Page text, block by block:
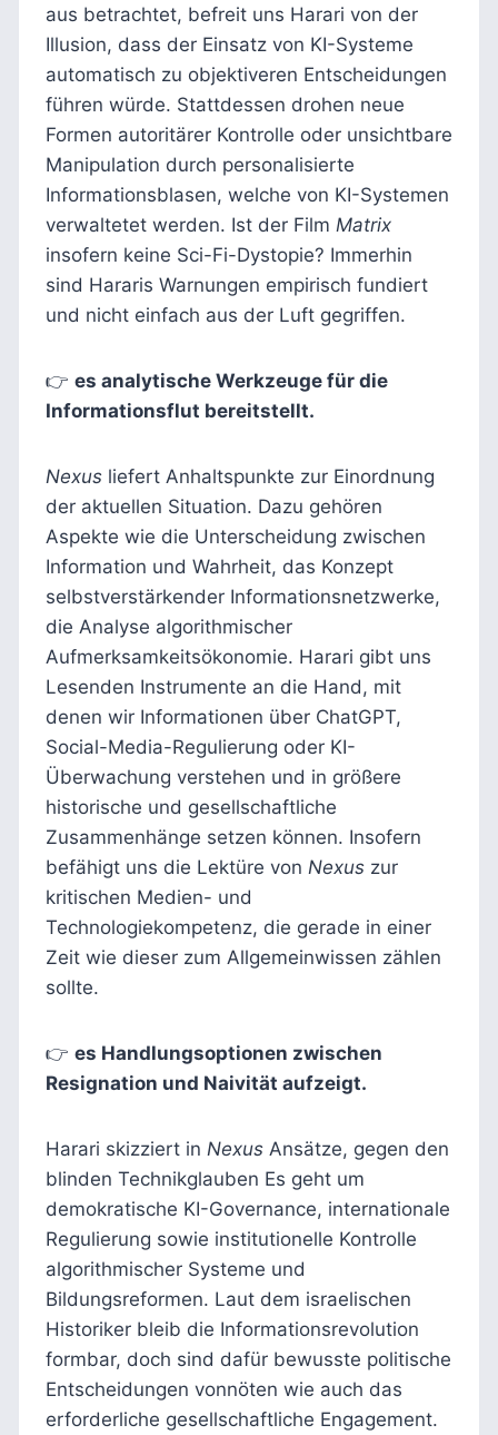
aus betrachtet, befreit uns Harari von der
Illusion, dass der Einsatz von KI-Systeme
automatisch zu objektiveren Entscheidungen
führen würde. Stattdessen drohen neue
Formen autoritärer Kontrolle oder unsichtbare
Manipulation durch personalisierte
Informationsblasen, welche von KI-Systemen
verwaltetet werden. Ist der Film Matrix
insofern keine Sci-Fi-Dystopie? Immerhin
sind Hararis Warnungen empirisch fundiert
und nicht einfach aus der Luft gegriffen.
👉 es analytische Werkzeuge für die
Informationsflut bereitstellt.
Nexus liefert Anhaltspunkte zur Einordnung
der aktuellen Situation. Dazu gehören
Aspekte wie die Unterscheidung zwischen
Information und Wahrheit, das Konzept
selbstverstärkender Informationsnetzwerke,
die Analyse algorithmischer
Aufmerksamkeitsökonomie. Harari gibt uns
Lesenden Instrumente an die Hand, mit
denen wir Informationen über ChatGPT,
Social-Media-Regulierung oder KI-
Überwachung verstehen und in größere
historische und gesellschaftliche
Zusammenhänge setzen können. Insofern
befähigt uns die Lektüre von Nexuszur
kritischen Medien- und
Technologiekompetenz, die gerade in einer
Zeit wie dieser zum Allgemeinwissen zählen
sollte.
👉 es Handlungsoptionen zwischen
Resignation und Naivität aufzeigt.
Harari skizziert in NexusAnsätze, gegen den
blinden Technikglauben Es geht um
demokratische KI-Governance, internationale
Regulierung sowie institutionelle Kontrolle
algorithmischer Systeme und
Bildungsreformen. Laut dem israelischen
Historiker bleib die Informationsrevolution
formbar, doch sind dafür bewusste politische
Entscheidungen vonnöten wie auch das
erforderliche gesellschaftliche Engagement.